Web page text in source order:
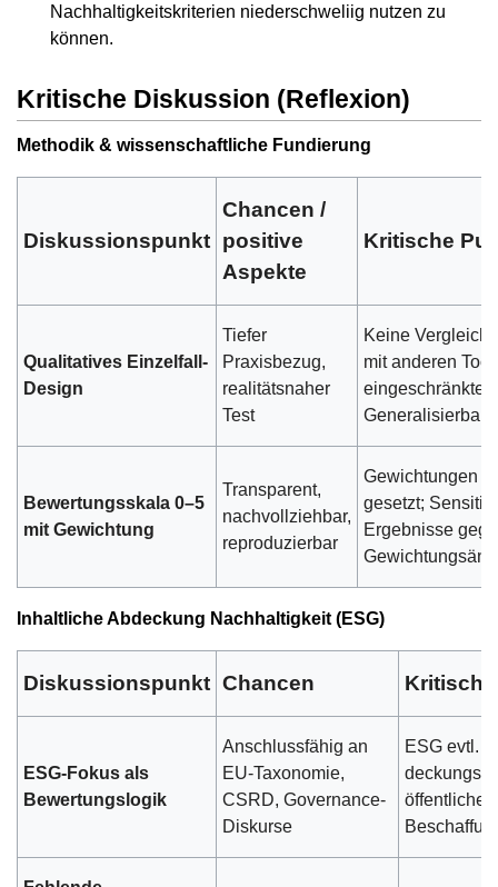
Nachhaltigkeitskriterien niederschweliig nutzen zu
können.
Kritische Diskussion (Reflexion)
Methodik & wissenschaftliche Fundierung
Diskussionspunkt
Chancen /
positive
Aspekte
Kritische
Qualitatives Einzelfall-
Design
Tiefer
Praxisbezug,
realitätsnaher
Test
Keine
mit anderen
eingeschränkte
Bewertungsskala 0–5
mit Gewichtung
Transparent,
nachvollziehbar,
reproduzierbar
Gewichtungen
gesetzt;
Ergebnisse
Inhaltliche Abdeckung Nachhaltigkeit (ESG)
Diskussionspunkt Chancen
ESG-Fokus als
Bewertungslogik
Anschlussfähig an
EU-Taxonomie,
CSRD, Governance-
Diskurse
ESG evtl.
öffentlicher